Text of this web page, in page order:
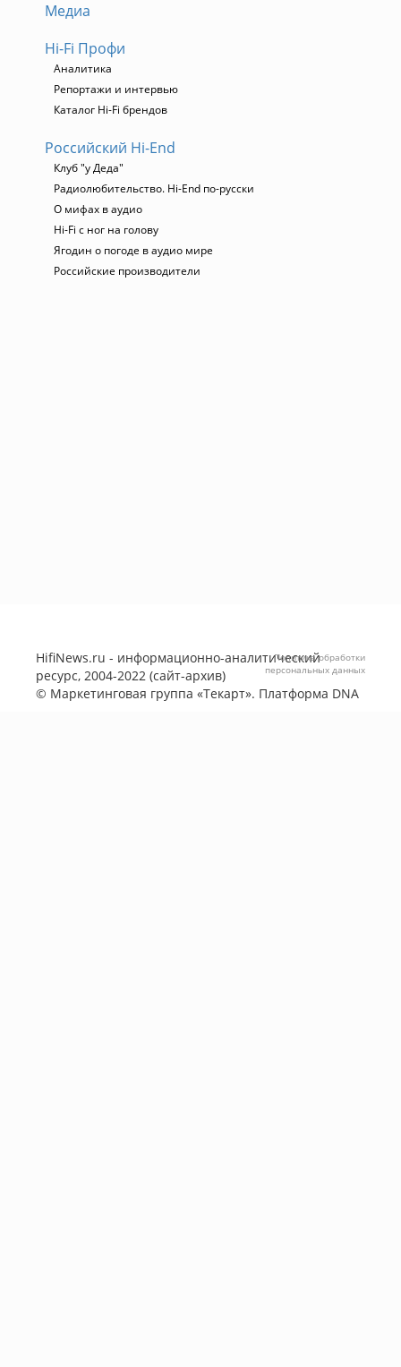
Медиа
Hi-Fi Профи
Аналитика
Репортажи и интервью
Каталог Hi-Fi брендов
Российский Hi-End
Клуб "у Деда"
Радиолюбительство. Hi-End по-русски
О мифах в аудио
Hi-Fi с ног на голову
Ягодин о погоде в аудио мире
Российские производители
HifiNews.ru - информационно-аналитический
ресурс, 2004-2022 (сайт-архив)
© Маркетинговая группа «Текарт». Платформа DNA
Политика обработки
персональных данных